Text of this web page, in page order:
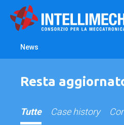
News
Resta
Tutte Case history